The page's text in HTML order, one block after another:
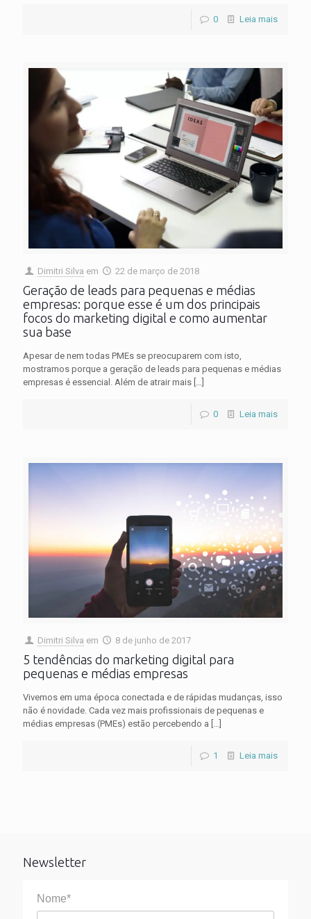
0 Leia mais
Dimitri Silva em 22 de março de 2018
Geração de leads para pequenas e médias
empresas: porque esse é um dos principais
focos do marketing digital e como aumentar
sua base
Apesar de nem todas PMEs se preocuparem com isto,
mostramos porque a geração de leads para pequenas e médias
empresas é essencial. Além de atrair mais
0 Leia mais
Dimitri Silva em 8 de junho de 2017
5 tendências do marketing digital para
pequenas e médias empresas
Vivemos em uma época conectada e de rápidas mudanças, isso
não é novidade. Cada vez mais profissionais de pequenas e
médias empresas (PMEs) estão percebendo a […]
1 Leia mais
Newsletter
Nome*